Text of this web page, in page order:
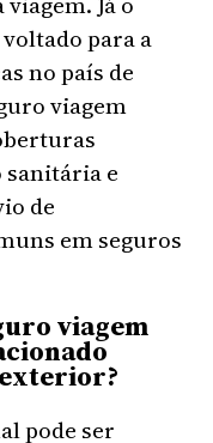
para a
no país de
viagem
e
de
em seguros
viagem
pode ser